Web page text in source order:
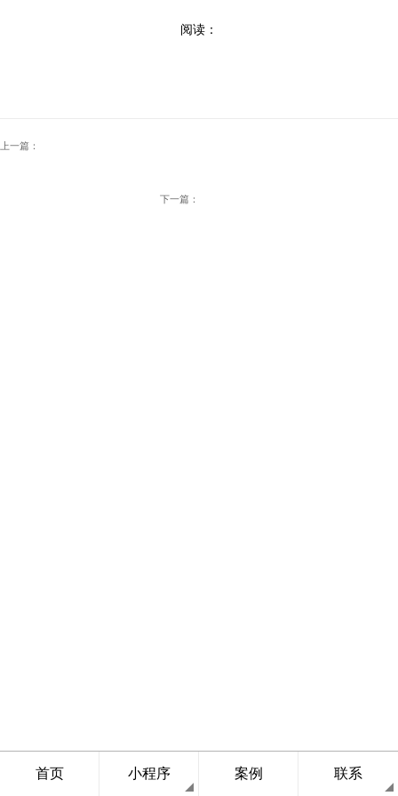
阅读：
上一篇：
下一篇：
首页 小程序 案例 联系